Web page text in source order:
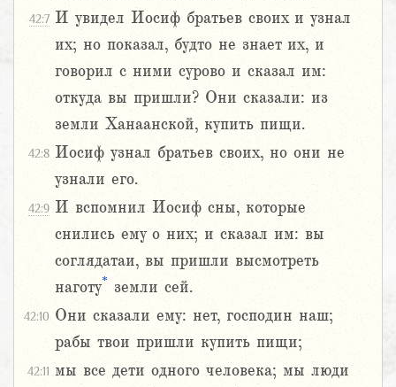
42:7 И увидел Иосиф братьев своих и узнал
их; но показал, будто не знает их, и
говорил с ними сурово и сказал им:
откуда вы пришли? Они сказали: из
земли Ханаанской, купить пищи.
42:8 Иосиф узнал братьев своих, но они не
узнали его.
42:9 И вспомнил Иосиф сны, которые
снились ему о них; и сказал им: вы
соглядатаи, вы пришли высмотреть
наготу* земли сей.
42:10 Они сказали ему: нет, господин наш;
рабы твои пришли купить пищи;
42:11 мы все дети одного человека; мы люди